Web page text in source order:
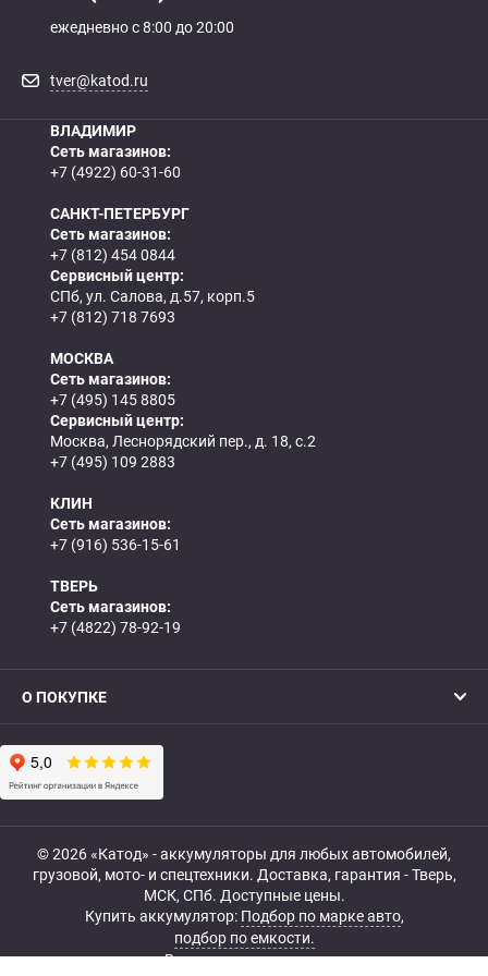
ежедневно с 8:00 до 20:00
tver@katod.ru
ВЛАДИМИР
Сеть магазинов:
+7 (4922) 60-31-60
САНКТ-ПЕТЕРБУРГ
Сеть магазинов:
+7 (812) 454 0844
Сервисный центр:
СПб, ул. Салова, д.57, корп.5
+7 (812) 718 7693
МОСКВА
Сеть магазинов:
+7 (495) 145 8805
Сервисный центр:
Москва, Леснорядский пер., д. 18, с.2
+7 (495) 109 2883
КЛИН
Сеть магазинов:
+7 (916) 536-15-61
ТВЕРЬ
Сеть магазинов:
+7 (4822) 78-92-19
О ПОКУПКЕ
© 2026 «Катод» - аккумуляторы для любых автомобилей,
грузовой, мото- и спецтехники. Доставка, гарантия - Тверь,
МСК, СПб. Доступные цены.
Купить аккумулятор: Подбор по марке авто,
подбор по емкости.
Все права защищены.